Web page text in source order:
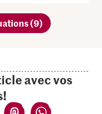
(9)
avec vos